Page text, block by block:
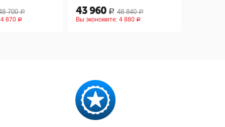
700 Р
4 870 Р
43 960 Р 48 840 Р
Вы экономите: 4 880 Р